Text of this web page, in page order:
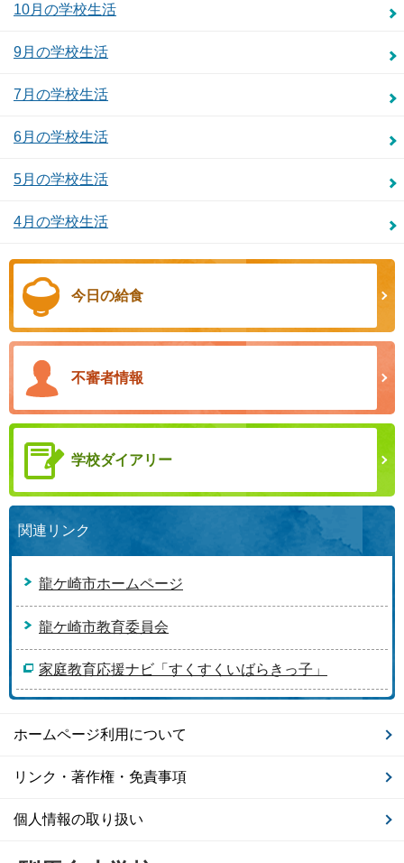
10月の学校生活
9月の学校生活
7月の学校生活
6月の学校生活
5月の学校生活
4月の学校生活
今日の給食
不審者情報
学校ダイアリー
関連リンク
龍ケ崎市ホームページ
龍ケ崎市教育委員会
家庭教育応援ナビ「すくすくいばらきっ子」
ホームページ利用について
リンク・著作権・免責事項
個人情報の取り扱い